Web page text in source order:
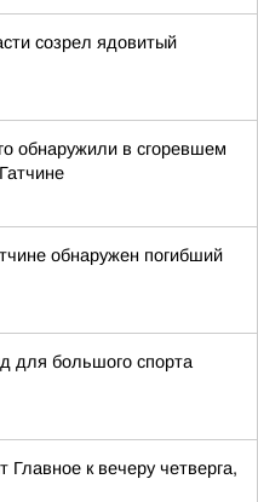
созрел ядовитый
обнаружили в сгоревшем
обнаружен погибший
для большого спорта
Главное к вечеру четверга,